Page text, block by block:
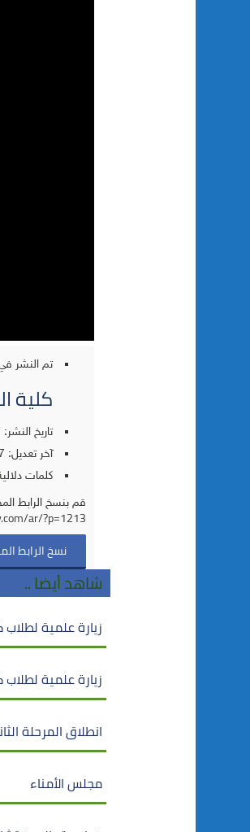
تم النشر
كلية
تاريخ النشر: 2017-02-01T02:24:23+03:00
آخر تعديل:
كلمات
قم بنسخ الرابط
ar/?p=1213
نسخ الرابط
شاهد أيضا ..
زيارة علمية
زيارة علمية
انطلاق المرحلة
مجلس الأمناء